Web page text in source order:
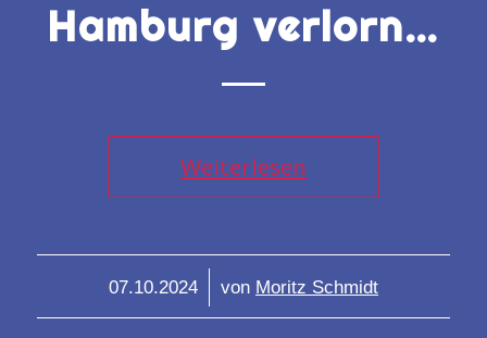
Hamburg verlorn…
Weiterlesen
07.10.2024
/ von Moritz Schmidt